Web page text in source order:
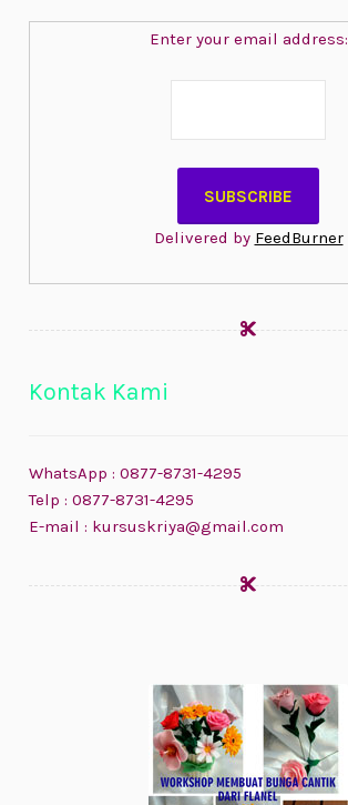
Enter your email address:
Delivered by FeedBurner
Kontak Kami
WhatsApp : 0877-8731-4295
Telp : 0877-8731-4295
E-mail : kursuskriya@gmail.com